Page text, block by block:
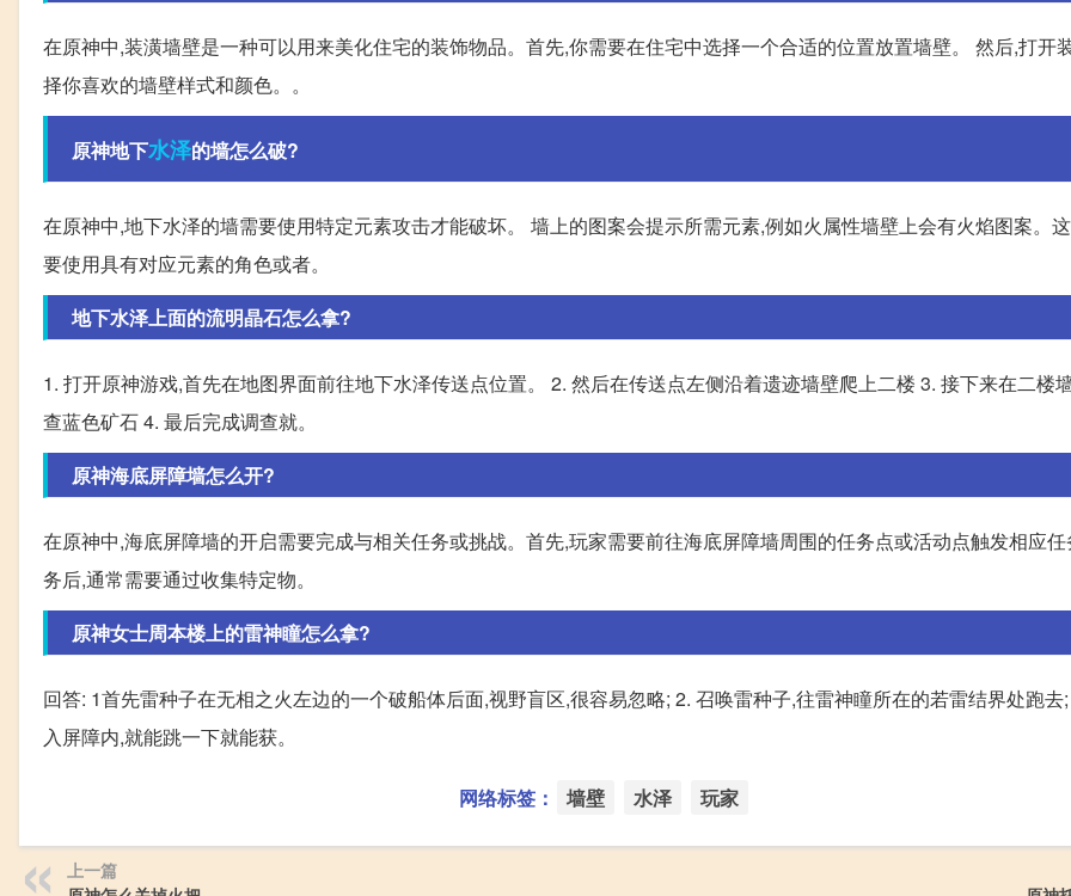
在原神中,装潢墙壁是一种可以用来美化住宅的装饰物品。首先,你需要在住宅中选择一个合适的位置放置墙壁。 然后,打开
择你喜欢的墙壁样式和颜色。。
原神地下水泽的墙怎么破?
在原神中,地下水泽的墙需要使用特定元素攻击才能破坏。 墙上的图案会提示所需元素,例如火属性墙壁上会有火焰图案。
要使用具有对应元素的角色或者。
地下水泽上面的流明晶石怎么拿?
1. 打开原神游戏,首先在地图界面前往地下水泽传送点位置。 2. 然后在传送点左侧沿着遗迹墙壁爬上二楼 3. 接下来在二楼
查蓝色矿石 4. 最后完成调查就。
原神海底屏障墙怎么开?
在原神中,海底屏障墙的开启需要完成与相关任务或挑战。首先,玩家需要前往海底屏障墙周围的任务点或活动点触发相应
务后,通常需要通过收集特定物。
原神女士周本楼上的雷神瞳怎么拿?
回答: 1首先雷种子在无相之火左边的一个破船体后面,视野盲区,很容易忽略; 2. 召唤雷种子,往雷神瞳所在的若雷结界处跑去
入屏障内,就能跳一下就能获。
网络标签： 墙壁 水泽 玩家
上一篇